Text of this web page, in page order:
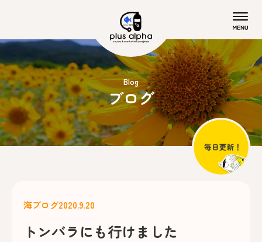
Blog
ブログ
海ブログ2020.9.20
トンバラにも行けました